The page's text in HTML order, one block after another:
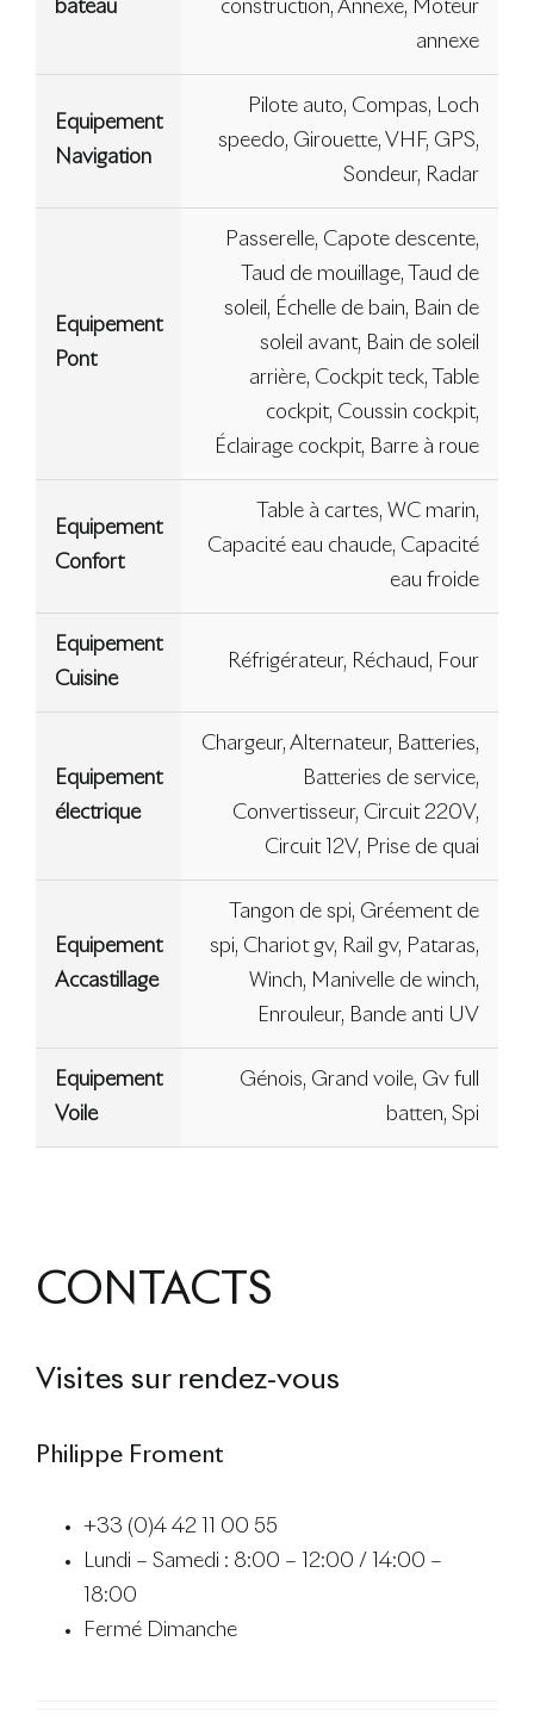
bateau
construction, Annexe, Moteur
annexe
Equipement
Navigation
Pilote auto, Compas, Loch
speedo, Girouette, VHF, GPS,
Sondeur, Radar
Equipement
Pont
Passerelle, Capote descente,
Taud de mouillage, Taud de
soleil, Échelle de bain, Bain de
soleil avant, Bain de soleil
arrière, Cockpit teck, Table
cockpit, Coussin cockpit,
Éclairage cockpit, Barre à roue
Equipement
Confort
Table à cartes, WC marin,
Capacité eau chaude, Capacité
eau froide
Equipement
Cuisine
Réfrigérateur, Réchaud, Four
Equipement
électrique
Chargeur, Alternateur, Batteries,
Batteries de service,
Convertisseur, Circuit 220V,
Circuit 12V, Prise de quai
Equipement
Accastillage
Tangon de spi, Gréement de
spi, Chariot gv, Rail gv, Pataras,
Winch, Manivelle de winch,
Enrouleur, Bande anti UV
Equipement
Voile
Génois, Grand voile, Gv full
batten, Spi
CONTACTS
Visites sur rendez-vous
Philippe Froment
+33 (0)4 42 11 00 55
Lundi – Samedi : 8:00 – 12:00 / 14:00 –
18:00
Fermé Dimanche